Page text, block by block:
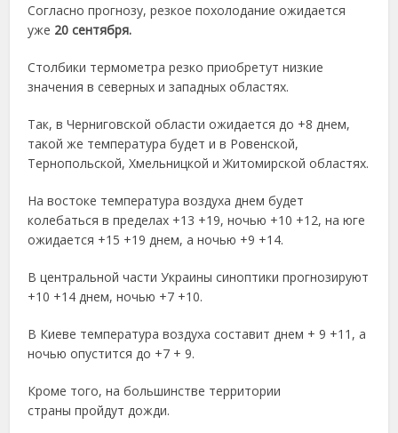
Согласно прогнозу, резкое похолодание ожидается
уже 20 сентября.
Столбики термометра резко приобретут низкие
значения в северных и западных областях.
Так, в Черниговской области ожидается до +8 днем,
такой же температура будет и в Ровенской,
Тернопольской, Хмельницкой и Житомирской областях.
На востоке температура воздуха днем будет
колебаться в пределах +13 +19, ночью +10 +12, на юге
ожидается +15 +19 днем, а ночью +9 +14.
В центральной части Украины синоптики прогнозируют
+10 +14 днем, ночью +7 +10.
В Киеве температура воздуха составит днем + 9 +11, а
ночью опустится до +7 + 9.
Кроме того, на большинстве территории
страны пройдут дожди.